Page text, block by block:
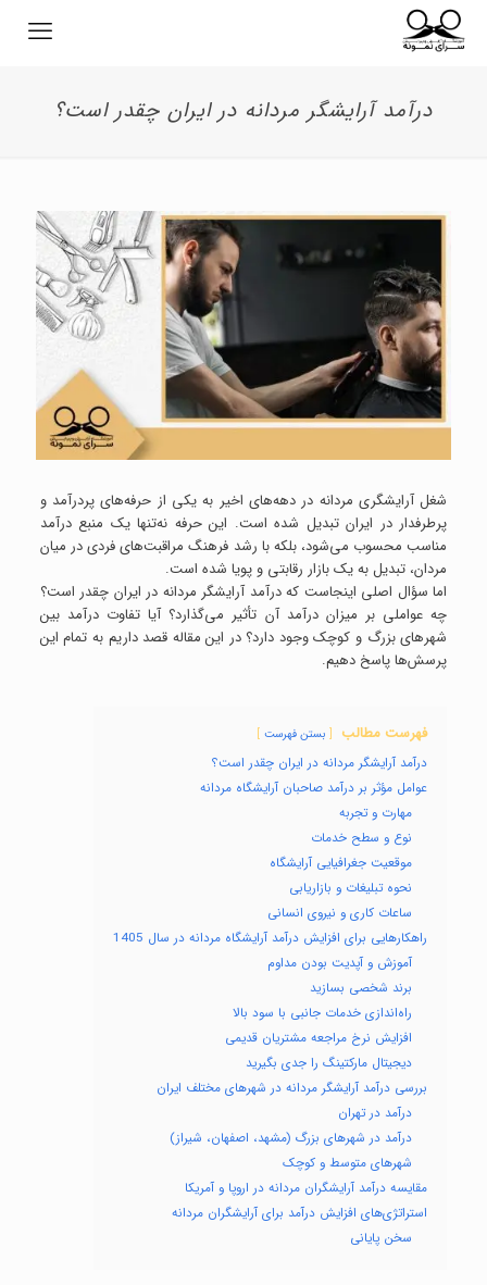
درآمد آرایشگر مردانه در ایران چقدر است؟
شغل آرایشگری مردانه در دهه‌های اخیر به یکی از حرفه‌های پردرآمد و
پرطرفدار در ایران تبدیل شده است. این حرفه نه‌تنها یک منبع درآمد
مناسب محسوب می‌شود، بلکه با رشد فرهنگ مراقبت‌های فردی در میان
مردان، تبدیل به یک بازار رقابتی و پویا شده است.
اما سؤال اصلی اینجاست که درآمد آرایشگر مردانه در ایران چقدر است؟
چه عواملی بر میزان درآمد آن تأثیر می‌گذارد؟ آیا تفاوت درآمد بین
شهرهای بزرگ و کوچک وجود دارد؟ در این مقاله قصد داریم به تمام این
پرسش‌ها پاسخ دهیم.
فهرست مطالب بستن فهرست
درآمد آرایشگر مردانه در ایران چقدر است؟
عوامل مؤثر بر درآمد صاحبان آرایشگاه مردانه
مهارت و تجربه
نوع و سطح خدمات
موقعیت جغرافیایی آرایشگاه
نحوه تبلیغات و بازاریابی
ساعات کاری و نیروی انسانی
راهکارهایی برای افزایش درآمد آرایشگاه مردانه در سال 1405
آموزش و آپدیت بودن مداوم
برند شخصی بسازید
راه‌اندازی خدمات جانبی با سود بالا
افزایش نرخ مراجعه مشتریان قدیمی
دیجیتال مارکتینگ را جدی بگیرید
بررسی درآمد آرایشگر مردانه در شهرهای مختلف ایران
درآمد در تهران
درآمد در شهرهای بزرگ (مشهد، اصفهان، شیراز)
شهرهای متوسط و کوچک
مقایسه درآمد آرایشگران مردانه در اروپا و آمریکا
استراتژی‌های افزایش درآمد برای آرایشگران مردانه
سخن پایانی